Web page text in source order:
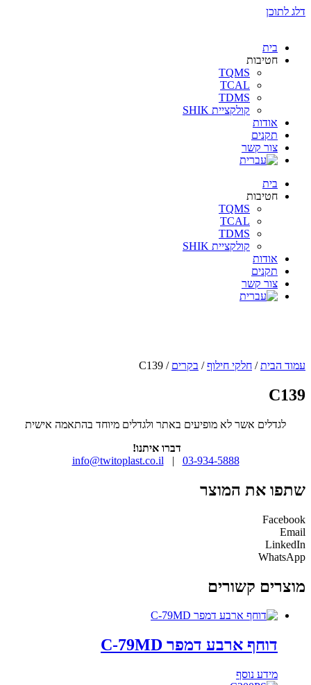
דלג לתוכן
בית
חטיבות
TQMS
TCAL
TDMS
קולקציית SHIK
אודות
תקנים
צור קשר
בית
חטיבות
TQMS
TCAL
TDMS
קולקציית SHIK
אודות
תקנים
צור קשר
עמוד הבית/ חלקי חילוף/ בקרים / C139
C139
לגדלים אשר לא מופיעים באתר ולגדלים מיוחד בהתאמה אישית
דברו איתנו!
03-934-5888
|
info@twitoplast.co.il
שתפו את המוצר
Facebook
Email
LinkedIn
WhatsApp
מוצרים קשורים
דוחף ארבע דמפר C-79MD
מידע נוסף